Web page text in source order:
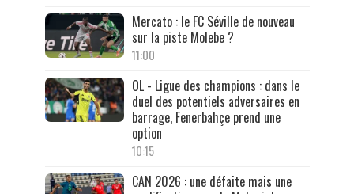
Mercato : le FC Séville de nouveau
sur la piste Molebe ?
11:00
OL - Ligue des champions : dans le
duel des potentiels adversaires en
barrage, Fenerbahçe prend une
option
10:15
CAN 2026 : une défaite mais une